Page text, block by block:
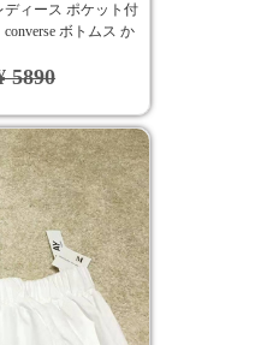
ディース ポケット付
ボトムス か
5890